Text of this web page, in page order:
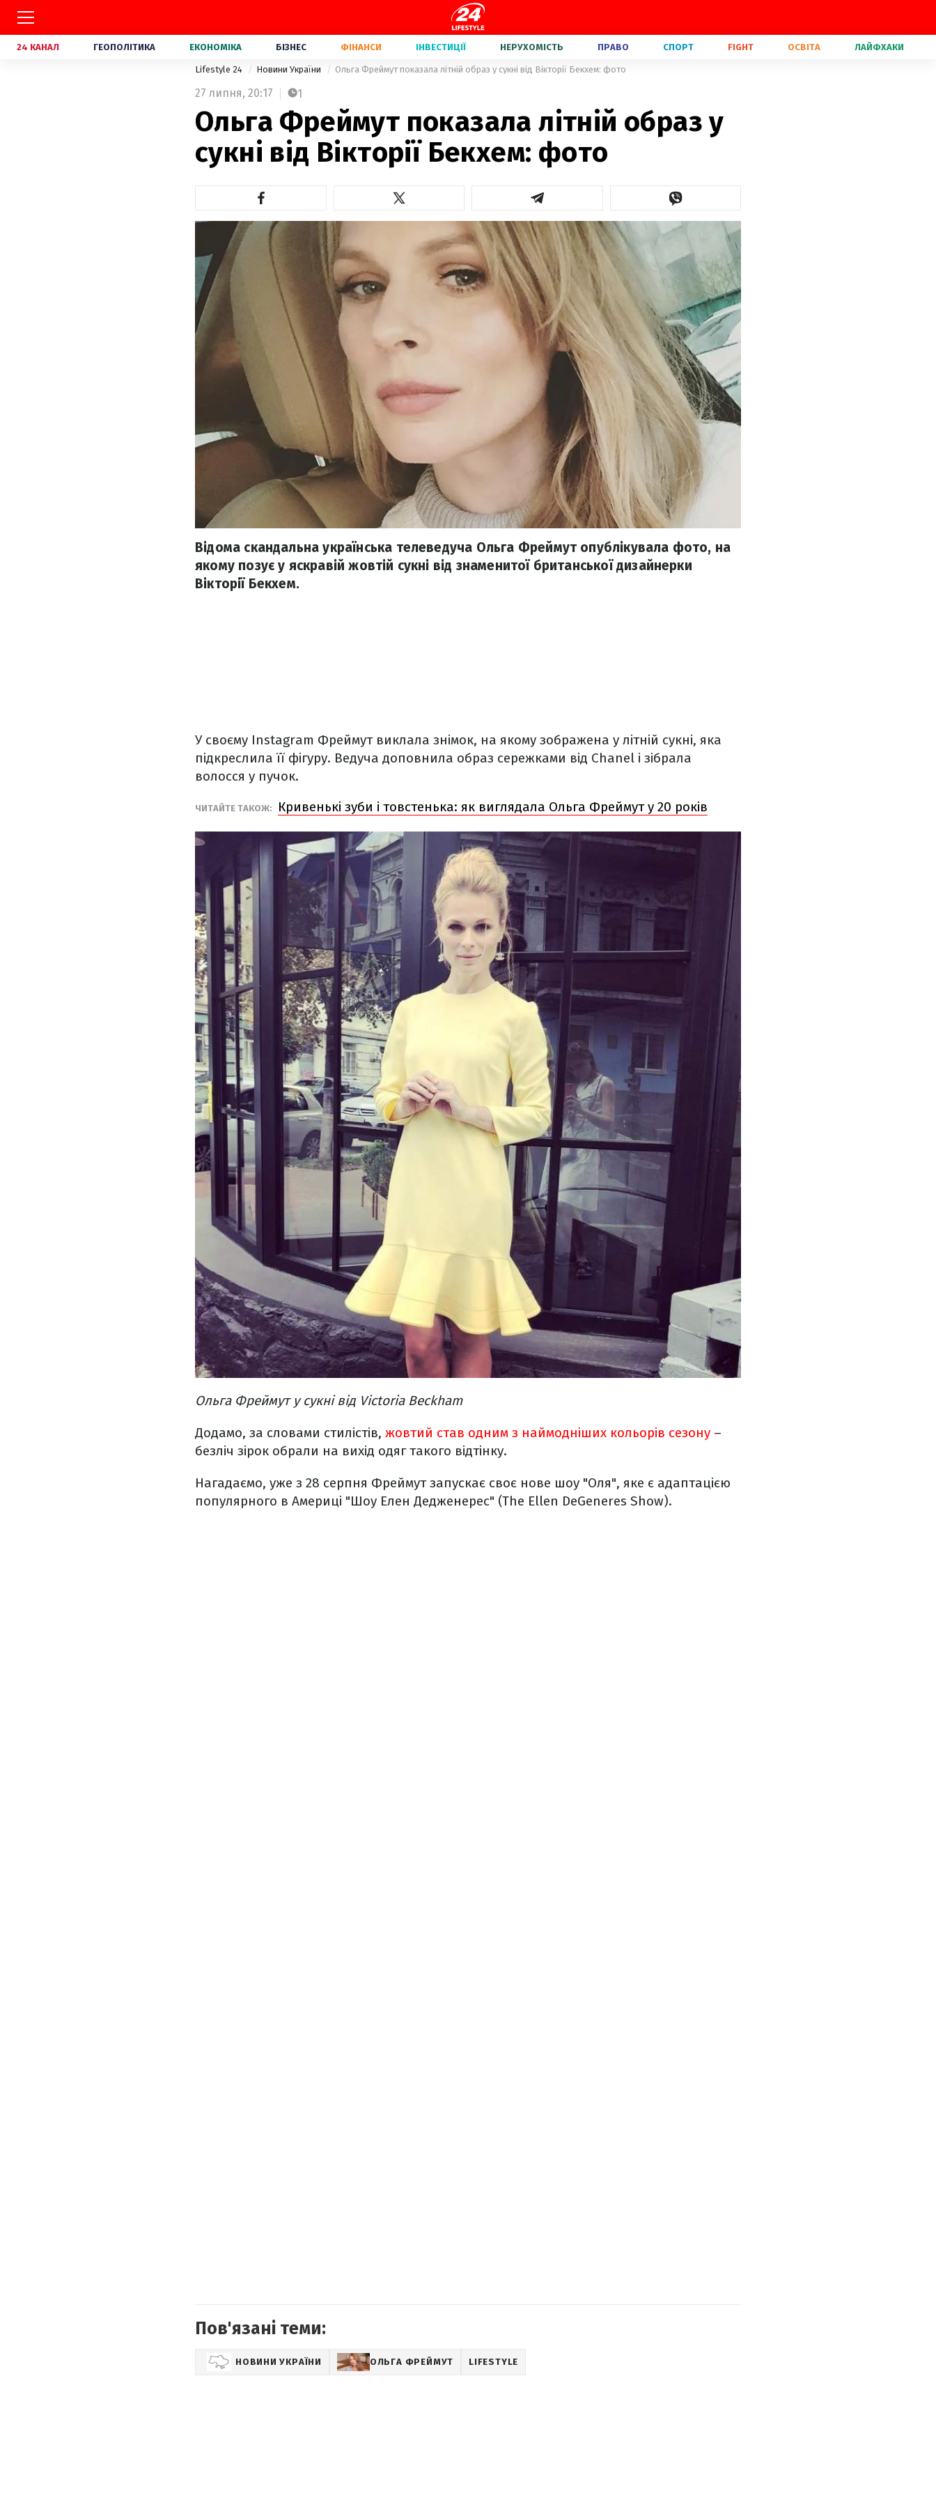
24 КАНАЛ ГЕОПОЛІТИКА ЕКОНОМІКА БІЗНЕС ФІНАНСИ ІНВЕСТИЦІЇ НЕРУХОМІСТЬ ПРАВО СПОРТ FIGHT ОСВІТА ЛАЙФХАКИ
Lifestyle 24 Новини України Ольга Фреймут показала літній образ у сукні від Вікторії Бекхем: фото
27 липня, 20:17 1
Ольга Фреймут показала літній образ у
сукні від Вікторії Бекхем: фото
Відома скандальна українська телеведуча Ольга Фреймут опублікувала фото, на
якому позує у яскравій жовтій сукні від знаменитої британської дизайнерки
Вікторії Бекхем.
У своєму Instagram Фреймут виклала знімок, на якому зображена у літній сукні, яка
підкреслила її фігуру. Ведуча доповнила образ сережками від Chanel і зібрала
волосся у пучок.
ЧИТАЙТЕ ТАКОЖ: Кривенькі зуби і товстенька: як виглядала Ольга Фреймут у 20 років
Ольга Фреймут у сукні від Victoria Beckham
Додамо, за словами стилістів, жовтий став одним з наймодніших кольорів сезону –
безліч зірок обрали на вихід одяг такого відтінку.
Нагадаємо, уже з 28 серпня Фреймут запускає своє нове шоу "Оля", яке є адаптацією
популярного в Америці "Шоу Елен Дедженерес" (The Ellen DeGeneres Show).
Пов'язані теми:
НОВИНИ УКРАЇНИ ОЛЬГА ФРЕЙМУТ LIFESTYLE